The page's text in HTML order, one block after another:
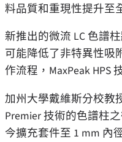
料品質和重現性提升至
新推出的微流 LC 色譜
可能降低了非特異性吸
作流程，MaxPeak
加州大學戴維斯分校教
Premier 技術的色譜柱
今擴充套件至 1 mm 內